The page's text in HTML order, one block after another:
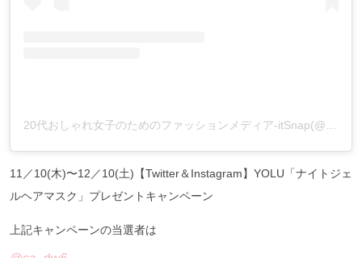
11／10(木)〜12／10(土)【Twitter＆Instagram】YOLU「ナイトジェ
ルヘアマスク」プレゼントキャンペーン
上記キャンペーンの当選者は